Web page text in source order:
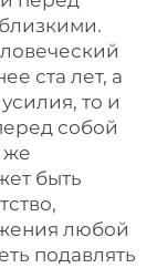
ста лет, а
то и
собой
же
быть
любой
подавлять